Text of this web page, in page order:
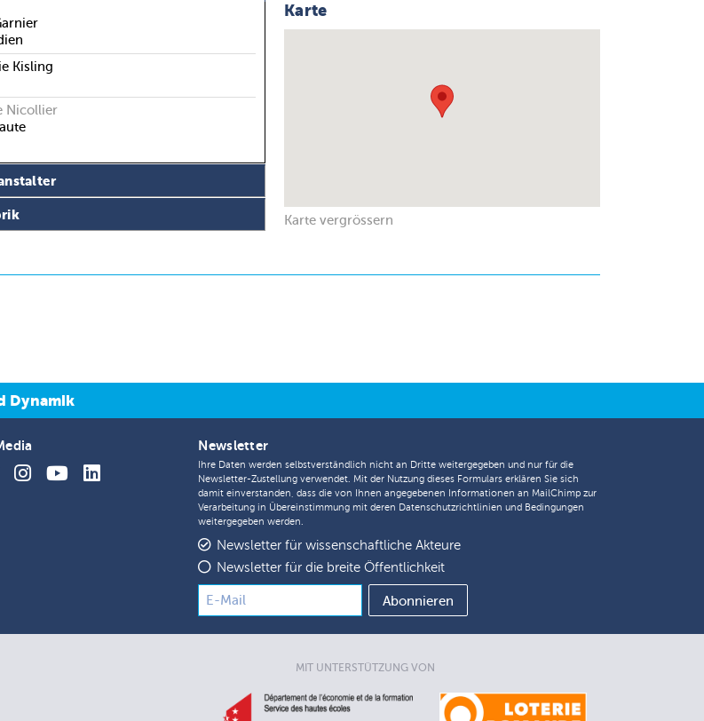
Kisling
Nicollier
Karte
Karte vergrössern
Dynamik
Newsletter
Ihre Daten werden selbstverständlich nicht an Dritte weitergegeben und nur für die
Newsletter-Zustellung verwendet. Mit der Nutzung dieses Formulars erklären Sie sich
damit einverstanden, dass die von Ihnen angegebenen Informationen an MailChimp zur
Verarbeitung in Übereinstimmung mit deren Datenschutzrichtlinien und Bedingungen
weitergegeben werden.
Newsletter für wissenschaftliche Akteure
Newsletter für die breite Öffentlichkeit
MIT UNTERSTÜTZUNG VON